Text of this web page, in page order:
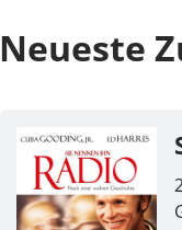
Neueste